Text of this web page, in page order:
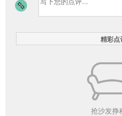
精彩点
抢沙发挣